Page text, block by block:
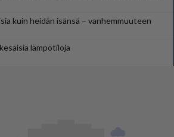
kuin heidän isänsä – vanhemmuuteen
lämpötiloja